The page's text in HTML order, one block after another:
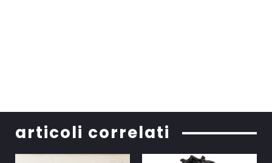
articoli correlati